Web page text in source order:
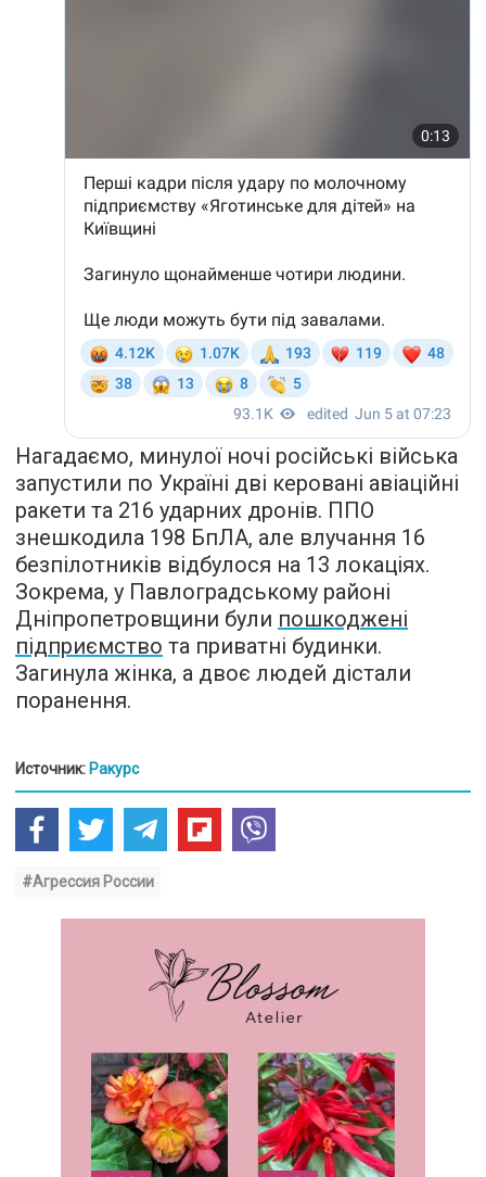
Нагадаємо, минулої ночі російські війська
запустили по Україні дві керовані авіаційні
ракети та 216 ударних дронів. ППО
знешкодила 198 БпЛА, але влучання 16
безпілотників відбулося на 13 локаціях.
Зокрема, у Павлоградському районі
Дніпропетровщини були пошкоджені
підприємство та приватні будинки.
Загинула жінка, а двоє людей дістали
поранення.
Источник: Ракурс
#Агрессия России